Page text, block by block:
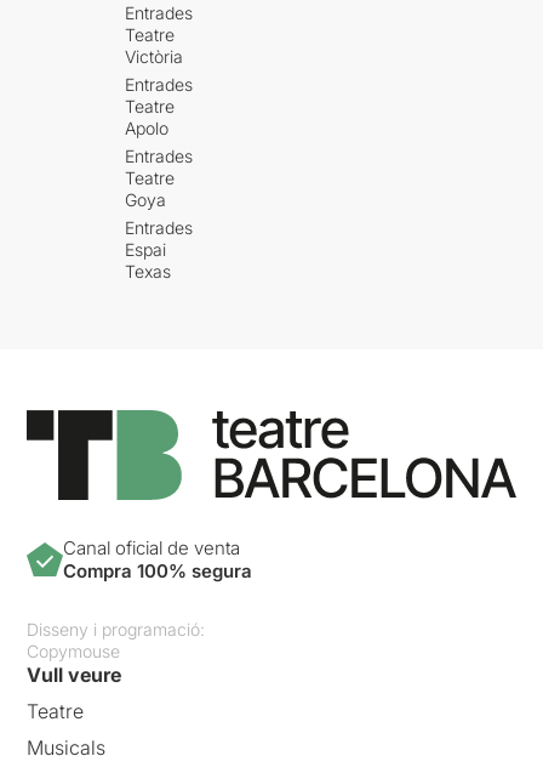
Entrades
Teatre
Victòria
Entrades
Teatre
Apolo
Entrades
Teatre
Goya
Entrades
Espai
Texas
Canal oficial de venta
Compra 100% segura
Disseny i programació:
Copymouse
Vull veure
Teatre
Musicals